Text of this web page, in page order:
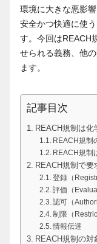
環境に大きな悪影
安全かつ快適に使
す。今回はREACH
せられる義務、他
ます。
記事目次
REACH規制は
REACH規制
REACH規制
REACH規制で要
登録（
評価（
認可（
制限（
情報伝達
REACH規制の対